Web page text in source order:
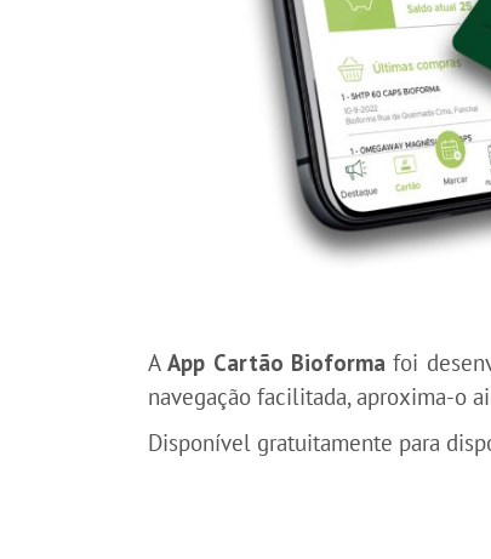
AApp Cartão Bioformafoi
navegação facilitada, aproxima-o
Disponível gratuitamente para